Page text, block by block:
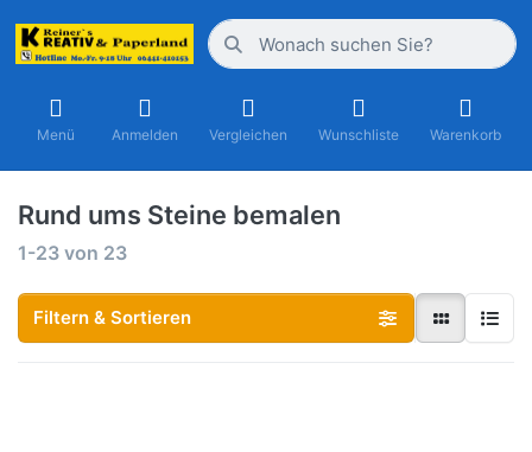
Menü Anmelden Vergleichen Wunschliste Warenkorb
Rund ums Steine bemalen
1-23 von 23
Filtern & Sortieren